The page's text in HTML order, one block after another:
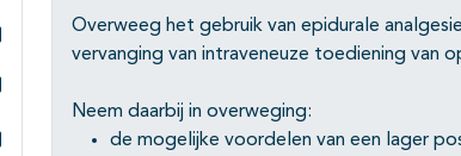
Subpagina's open- en dichtklappen
Subpagina's open- en dichtklappen
Overweeg het gebruik van epidurale
vervanging van intraveneuze toediening van
Neem daarbij in overweging:
de mogelijke voordelen van een lager